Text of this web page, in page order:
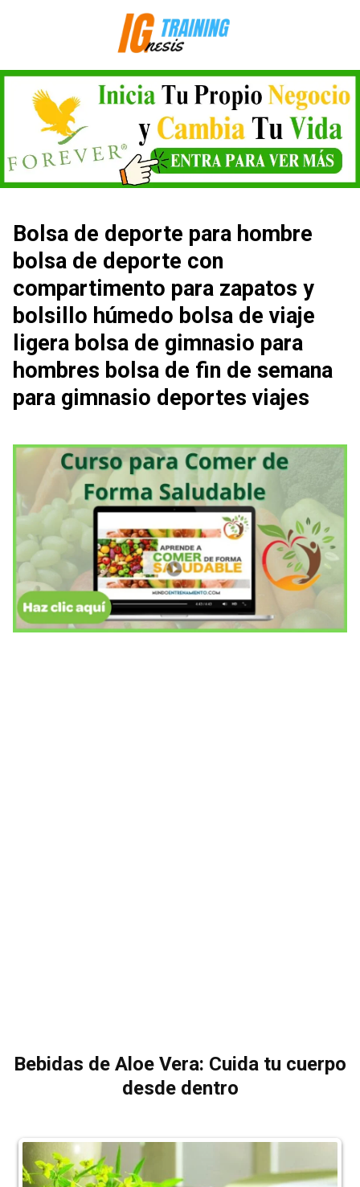
Bolsa de deporte para hombre
bolsa de deporte con
compartimento para zapatos y
bolsillo húmedo bolsa de viaje
ligera bolsa de gimnasio para
hombres bolsa de fin de semana
para gimnasio deportes viajes
Bebidas de Aloe Vera: Cuida tu cuerpo
desde dentro